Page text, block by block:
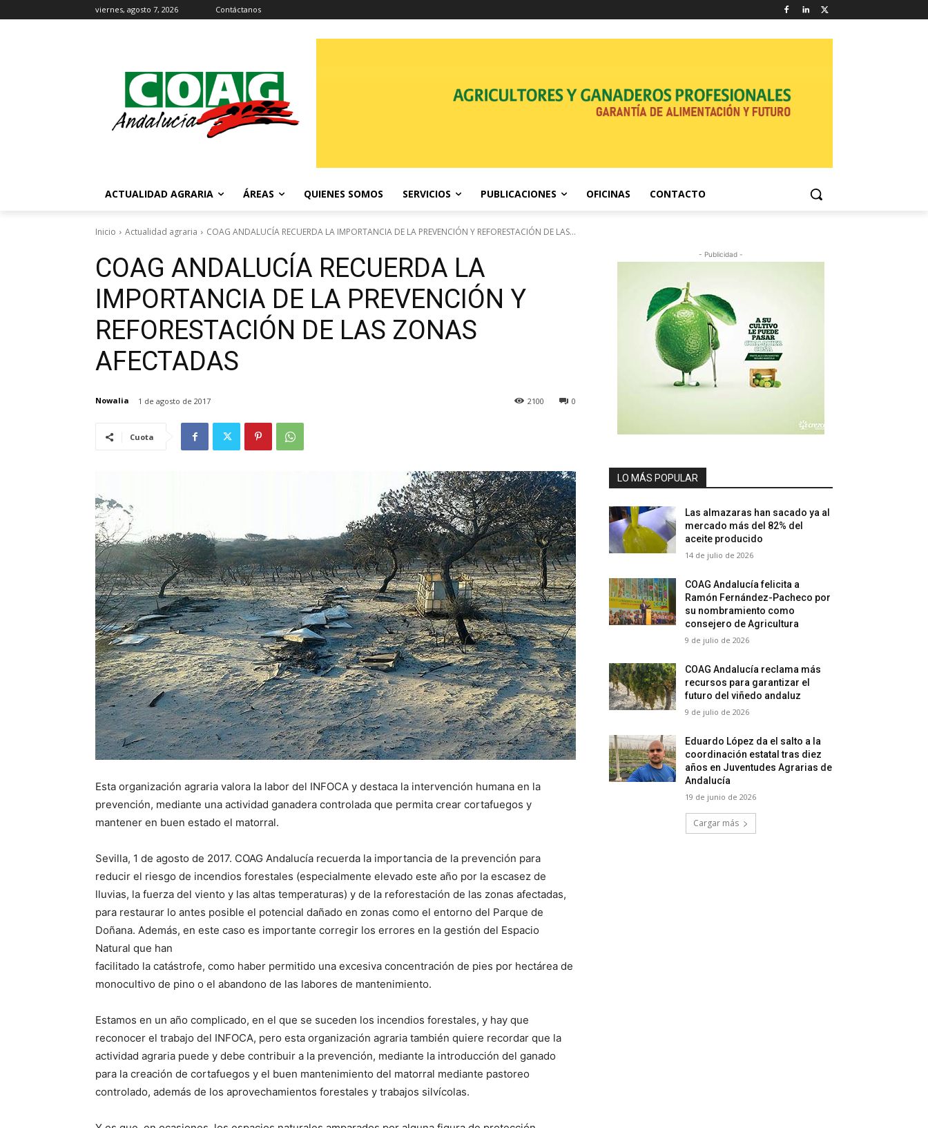
viernes, agosto 7, 2026 Contáctanos
ACTUALIDAD AGRARIA ÁREAS QUIENES SOMOS SERVICIOS PUBLICACIONES OFICINAS CONTACTO
Inicio Actualidad agraria COAG ANDALUCÍA RECUERDA LA IMPORTANCIA DE LA PREVENCIÓN Y REFORESTACIÓN DE LAS...
COAG ANDALUCÍA RECUERDA LA
IMPORTANCIA DE LA PREVENCIÓN Y
REFORESTACIÓN DE LAS ZONAS
AFECTADAS
Nowalia 1 de agosto de 2017 0
2100
Cuota
Esta organización agraria valora la labor del INFOCA y destaca la intervención humana en la
prevención, mediante una actividad ganadera controlada que permita crear cortafuegos y
mantener en buen estado el matorral.
Sevilla, 1 de agosto de 2017. COAG Andalucía recuerda la importancia de la prevención para
reducir el riesgo de incendios forestales (especialmente elevado este año por la escasez de
lluvias, la fuerza del viento y las altas temperaturas) y de la reforestación de las zonas afectadas,
para restaurar lo antes posible el potencial dañado en zonas como el entorno del Parque de
Doñana. Además, en este caso es importante corregir los errores en la gestión del Espacio
Natural que han
facilitado la catástrofe, como haber permitido una excesiva concentración de pies por hectárea de
monocultivo de pino o el abandono de las labores de mantenimiento.
Estamos en un año complicado, en el que se suceden los incendios forestales, y hay que
reconocer el trabajo del INFOCA, pero esta organización agraria también quiere recordar que la
actividad agraria puede y debe contribuir a la prevención, mediante la introducción del ganado
para la creación de cortafuegos y el buen mantenimiento del matorral mediante pastoreo
controlado, además de los aprovechamientos forestales y trabajos silvícolas.
- Publicidad -
LO MÁS POPULAR
Las almazaras han sacado ya al
mercado más del 82% del
aceite producido
14 de julio de 2026
COAG Andalucía felicita a
Ramón Fernández-Pacheco por
su nombramiento como
consejero de Agricultura
9 de julio de 2026
COAG Andalucía reclama más
recursos para garantizar el
futuro del viñedo andaluz
9 de julio de 2026
Eduardo López da el salto a la
coordinación estatal tras diez
años en Juventudes Agrarias de
Andalucía
19 de junio de 2026
Cargar más